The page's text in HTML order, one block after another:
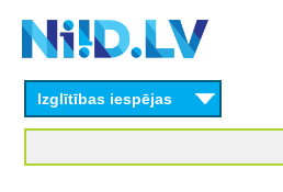
content
Izglītības iespējas